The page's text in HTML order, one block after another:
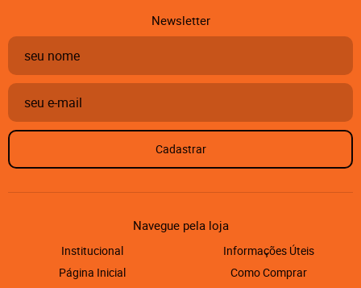
Newsletter
Cadastrar
Navegue pela loja
Institucional
Página Inicial
Informações Úteis
Como Comprar